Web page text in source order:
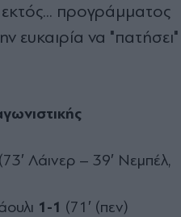
προγράμματος
ευκαιρία να "πατήσει"
(73′ Λάινερ – 39′ Νεμπέλ,
1-1 (71′ (πεν)